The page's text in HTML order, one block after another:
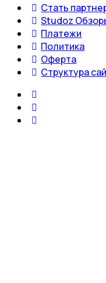
Стать
Studoz
Платежи
Политика
Оферта
Структура